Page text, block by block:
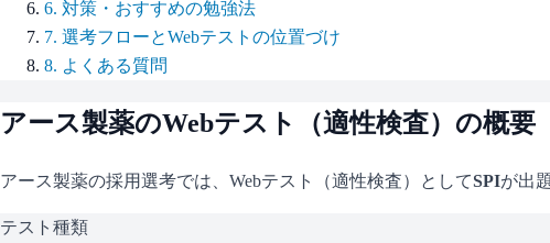
6. 対策・おすすめの勉強法
7. 選考フローとWebテストの位置づけ
8. よくある質問
アース製薬のWebテスト（適性検査）の概要
アース製薬の採用選考では、Webテスト（適性検査）としてSPIが出
テスト種類